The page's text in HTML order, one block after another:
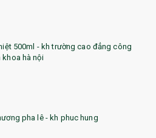
500ml - kh trường cao đẳng công
khoa hà nội
pha lê - kh phuc hung